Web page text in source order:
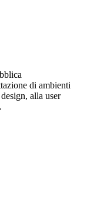
di ambienti
alla user